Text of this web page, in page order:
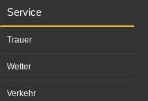
Service
Trauer
Wetter
Verkehr